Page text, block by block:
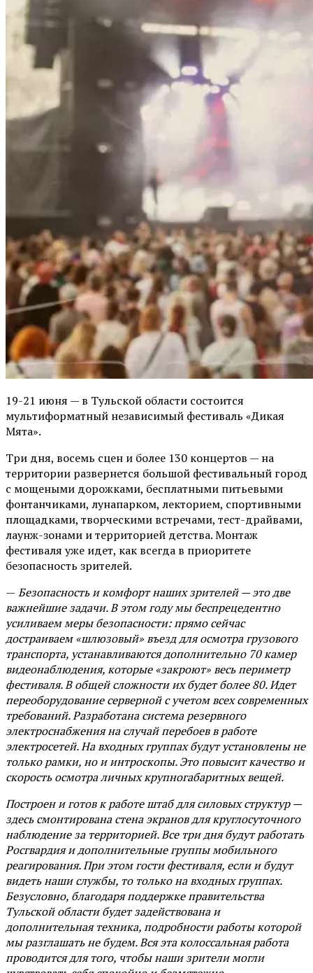
19-21 июня — в Тульской области состоится
мультиформатный независимый фестиваль «Дикая
Мята».
Три дня, восемь сцен и более 130 концертов — на
территории развернется большой фестивальный город
с мощеными дорожками, бесплатными питьевыми
фонтанчиками, лунапарком, лекторием, спортивными
площадками, творческими встречами, тест-драйвами,
лаунж-зонами и территорией детства. Монтаж
фестиваля уже идет, как всегда в приоритете
безопасность зрителей.
— Безопасность и комфорт наших зрителей — это две
важнейшие задачи. В этом году мы беспрецедентно
усиливаем меры безопасности: прямо сейчас
достраиваем «шлюзовый» въезд для осмотра грузового
транспорта, устанавливаются дополнительно 70 камер
видеонаблюдения, которые «закроют» весь периметр
фестиваля. В общей сложности их будет более 80. Идет
переоборудование серверной с учетом всех современных
требований. Разработана система резервного
электроснабжения на случай перебоев в работе
электросетей. На входных группах будут установлены не
только рамки, но и интроскопы. Это повысит качество и
скорость осмотра личных крупногабаритных вещей.
Построен и готов к работе штаб для силовых структур —
здесь смонтирована стена экранов для круглосуточного
наблюдение за территорией. Все три дня будут работать
Росгвардия и дополнительные группы мобильного
реагирования. При этом гости фестиваля, если и будут
видеть наши службы, то только на входных группах.
Безусловно, благодаря поддержке правительства
Тульской области будет задействована и
дополнительная техника, подробности работы которой
мы разглашать не будем. Вся эта колоссальная работа
проводится для того, чтобы наши зрители могли